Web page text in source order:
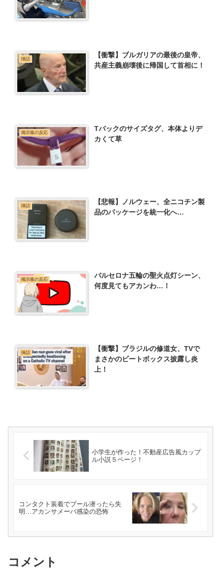
挿話
【衝撃】ブルガリアの最後の皇帝、
共産主義崩壊後に帰国して首相に！
掲示板の反応
Tバックのサイズタグ、本体よりデ
カくて草
挿話
【悲報】ノルウェー、全ニコチン製
品のパッケージを統一化へ…
掲示板の反応
バルセロナ五輪の聖火点灯シーン、
何度見てもアカンわ…！
挿話
【衝撃】ブラジルの修道女、TVで
まさかのビートボックス披露し炎
上！
小学生が作った！不動産広告風カップ
ル小説５ページ！
コンタクト装着でプール潜ったら失
明…アカンサメーバ感染の恐怖
コメント